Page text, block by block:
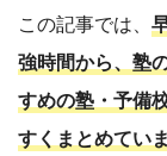
この記事では、
強時間から、塾
すめの塾・予備
すくまとめていま